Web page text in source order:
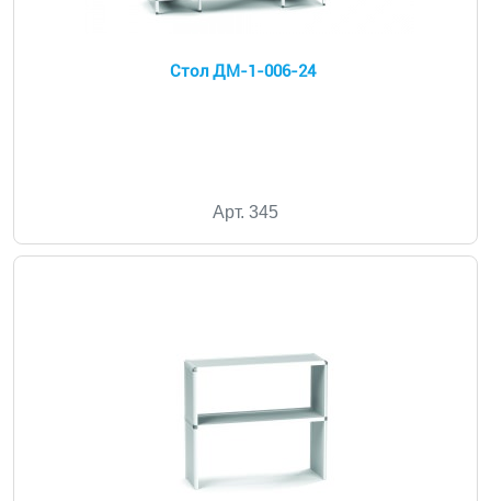
Стол ДМ-1-006-24
Арт. 345